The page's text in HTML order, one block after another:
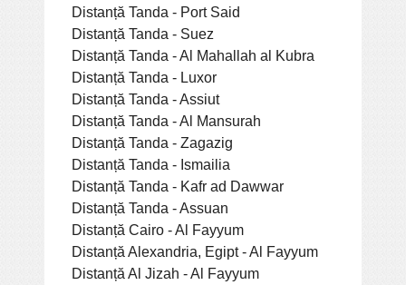
Distanță Tanda - Port Said
Distanță Tanda - Suez
Distanță Tanda - Al Mahallah al Kubra
Distanță Tanda - Luxor
Distanță Tanda - Assiut
Distanță Tanda - Al Mansurah
Distanță Tanda - Zagazig
Distanță Tanda - Ismailia
Distanță Tanda - Kafr ad Dawwar
Distanță Tanda - Assuan
Distanță Cairo - Al Fayyum
Distanță Alexandria, Egipt - Al Fayyum
Distanță Al Jizah - Al Fayyum